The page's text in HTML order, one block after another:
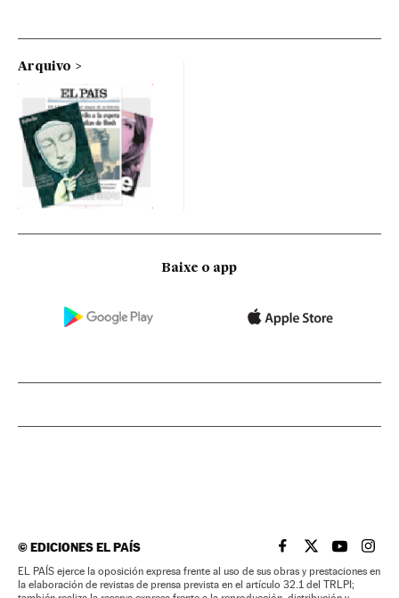
Arquivo
Baixe o app
©EDICIONES EL PAÍS EL PAÍS BRASIL EN
EL PAÍSEL PAÍS
EL
EL PAÍS ejerce la oposición expresa frente al uso de sus obras y prestaciones en
la elaboración de revistas de prensa prevista en el artículo 32.1 del TRLPI;